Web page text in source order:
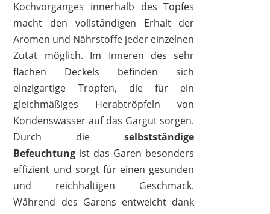
STAUB
149,00 €
Kochvorganges innerhalb des Topfes
macht den vollständigen Erhalt der
Aromen und Nährstoffe jeder einzelnen
Zutat möglich. Im Inneren des sehr
flachen Deckels befinden sich
einzigartige Tropfen, die für ein
gleichmäßiges Herabtröpfeln von
Kondenswasser auf das Gargut sorgen.
Durch die selbstständige
Befeuchtung ist das Garen besonders
effizient und sorgt für einen gesunden
und reichhaltigen Geschmack.
Während des Garens entweicht dank